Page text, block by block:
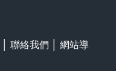
聯絡我們
網站導